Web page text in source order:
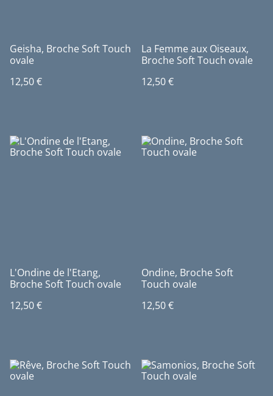
Geisha, Broche Soft Touch
ovale
12,50 €
La Femme aux Oiseaux,
Broche Soft Touch ovale
12,50 €
L'Ondine de l'Etang,
Broche Soft Touch ovale
12,50 €
Ondine, Broche Soft
Touch ovale
12,50 €